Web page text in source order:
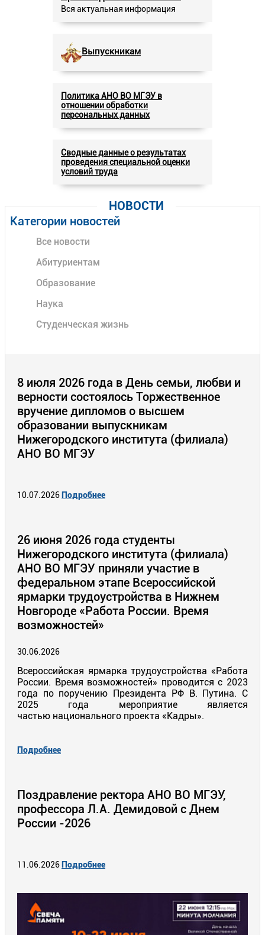
Вся актуальная информация
Выпускникам
Политика АНО ВО МГЭУ в
отношении обработки
персональных данных
Сводные данные о результатах
проведения специальной оценки
условий труда
НОВОСТИ
Категории новостей
Все новости
Абитуриентам
Образование
Наука
Студенческая жизнь
8 июля 2026 года в День семьи, любви и
верности состоялось Торжественное
вручение дипломов о высшем
образовании выпускникам
Нижегородского института (филиала)
АНО ВО МГЭУ
10.07.2026 Подробнее
26 июня 2026 года студенты
Нижегородского института (филиала)
АНО ВО МГЭУ приняли участие в
федеральном этапе Всероссийской
ярмарки трудоустройства в Нижнем
Новгороде «Работа России. Время
возможностей»
30.06.2026
Всероссийская ярмарка трудоустройства «Работа
России. Время возможностей» проводится с 2023
года по поручению Президента РФ В. Путина. С
2025 года мероприятие является
частью национального проекта «Кадры».
Подробнее
Поздравление ректора АНО ВО МГЭУ,
профессора Л.А. Демидовой с Днем
России -2026
11.06.2026 Подробнее